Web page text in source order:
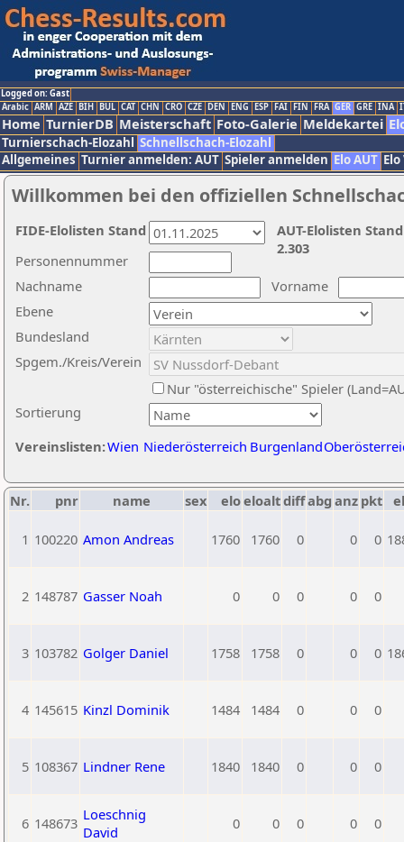
Logged on: Gast
Arabic ARM AZE BIH BUL CAT CHN CRO CZE DEN ENG ESP FAI FIN FRA GER GRE INA
Home TurnierDB Meisterschaft Foto-Galerie Meldekartei
Turnierschach-Elozahl Schnellschach-Elozahl
Allgemeines Turnier anmelden: AUT Spieler anmelden Elo AUT
Willkommen bei den offiziellen
Nachname
Vorname
Ebene
Sortierung
Personennummer
Bundesland
Spgem./Kreis/Verein
Nur "österreichische" Spieler
Vereinslisten:Wien Niederösterreich Burgenland
AUT-Elolisten
2.303
FIDE-Elolisten Stand
Nr. pnr name sex eloeloaltdiffabg anz pkt
1 100220 Amon Andreas 1760 1760 0 0 0
2 148787 Gasser Noah 0 0 0 0 0
3 103782 Golger Daniel 1758 1758 0 0 0
4 145615 Kinzl Dominik 1484 1484 0 0 0
5 108367 Lindner Rene 1840 1840 0 0 0
6 148673 Loeschnig
David
0 0 0 0 0